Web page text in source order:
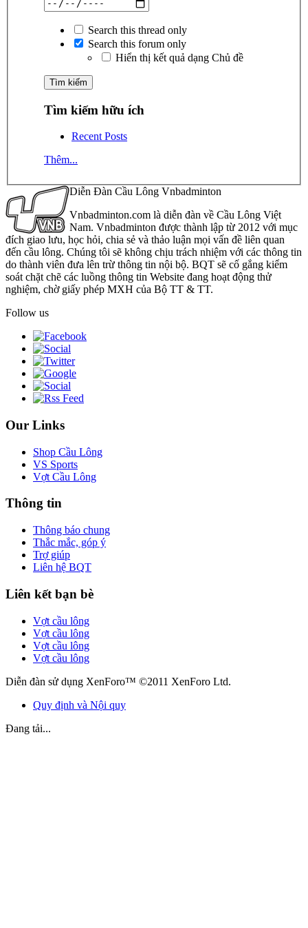
Search this thread only
Search this forum only
Hiển thị kết quả dạng Chủ đề
Tìm kiếm hữu ích
Recent Posts
Thêm...
Diễn Đàn Cầu Lông Vnbadminton
Vnbadminton.com là diễn đàn về Cầu Lông Việt
Nam. Vnbadminton được thành lập từ 2012 với mục
đích giao lưu, học hỏi, chia sẻ và thảo luận mọi vấn đề liên quan
đến cầu lông. Chúng tôi sẽ không chịu trách nhiệm với các thông tin
do thành viên đưa lên trừ thông tin nội bộ. BQT sẽ cố gắng kiểm
soát chặt chẽ các luồng thông tin Website đang hoạt động thử
nghiệm, chờ giấy phép MXH của Bộ TT & TT.
Follow us
Our Links
Shop Cầu Lông
VS Sports
Vợt Cầu Lông
Thông tin
Thông báo chung
Thắc mắc, góp ý
Trợ giúp
Liên hệ BQT
Liên kết bạn bè
Vợt cầu lông
Vợt cầu lông
Vợt cầu lông
Vợt cầu lông
Diễn đàn sử dụng XenForo™ ©2011 XenForo Ltd.
Quy định và Nội quy
Đang tải...